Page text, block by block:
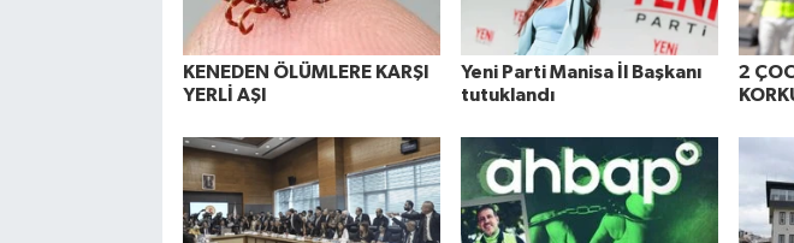
KENEDEN ÖLÜMLERE KARŞI
YERLİ AŞI
Yeni Parti Manisa İl Başkanı
tutuklandı
2